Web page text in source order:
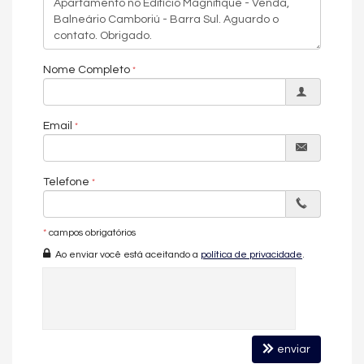
Características do Imóvel
Aquecimento de Água
Churrasqueira
Piso Laminado
Piso Porcelanato
Acabamento em Gesso
Fechadura Eletrônica
Área de Serviço
Sala de Estar
Sala de Jantar
Sacada Técnica
Banheiro Social
Nome Completo
Email
Telefone
* campos obrigatórios
Ao enviar você está aceitando a política de privacidade
enviar